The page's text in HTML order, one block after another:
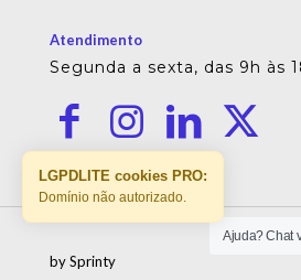
Atendimento
Segunda a sexta, das 9h às
by Sprinty
Ajuda? Chat
LGPDLITE cookies PRO:
Domínio não autorizado.